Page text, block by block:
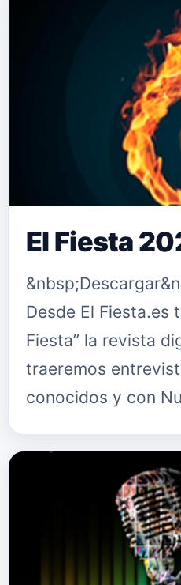
El Fiesta
Desde El Fiesta.es
Fiesta” la revista
traeremos
conocidos y con